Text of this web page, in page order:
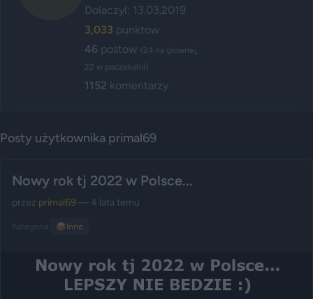
Dolaczyl: 13.03.2019
3,033 punktow
46 postow (24 na glownej,
22 w poczekalni)
1152 komentarzy
Posty użytkownika primal69
Nowy rok tj 2022 w Polsce...
przez primal69 — 4 lata temu
Kategoria: 📦 Inne